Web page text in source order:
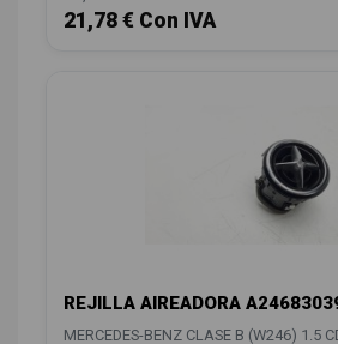
21,78 € Con IVA
REJILLA AIREADORA
MERCEDES-BENZ CLASE B (W246) 1.5